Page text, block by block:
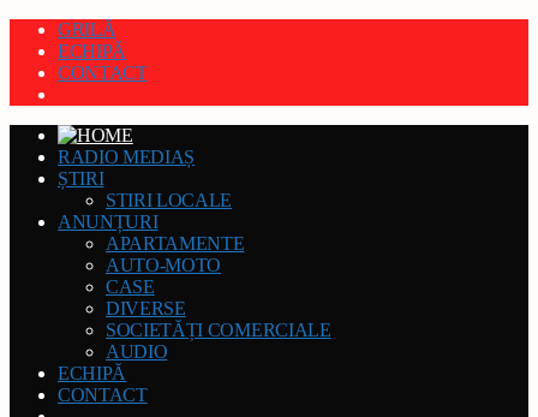
GRILĂ
ECHIPĂ
CONTACT
RADIO MEDIAȘ
ȘTIRI
STIRI LOCALE
ANUNȚURI
APARTAMENTE
AUTO-MOTO
CASE
DIVERSE
SOCIETĂȚI COMERCIALE
AUDIO
ECHIPĂ
CONTACT